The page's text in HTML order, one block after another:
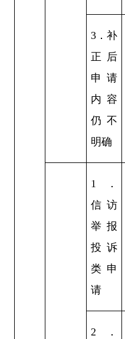
3 ．补
正后
申请
内容
仍不
明确
1
．
信访
举报
投诉
类申
请
2 ．